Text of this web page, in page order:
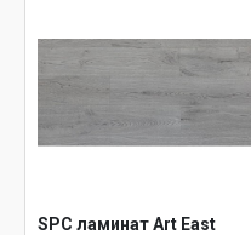
SPC ламинат Art East